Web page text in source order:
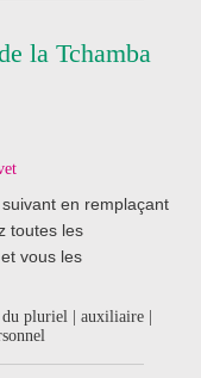
la Tchamba
en remplaçant
toutes les
vous les
pluriel | auxiliaire |